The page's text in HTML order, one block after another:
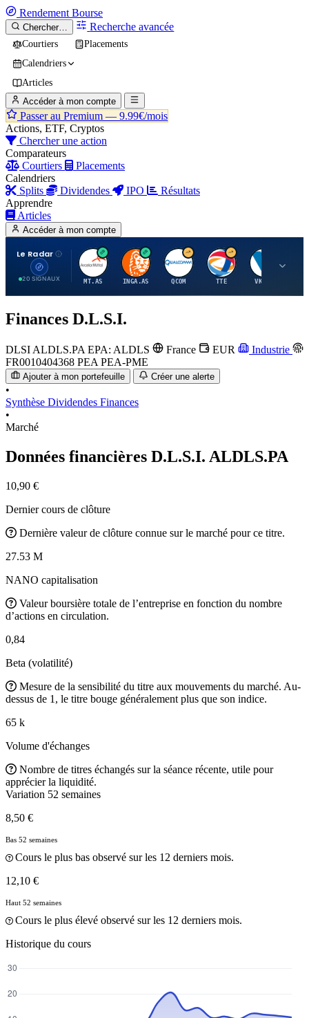
Rendement Bourse
Chercher… Recherche avancée
Courtiers
Placements
Calendriers
Articles
Accéder à mon compte
Passer au Premium — 9.99€/mois
Actions, ETF, Cryptos
Chercher une action
Comparateurs
Courtiers
Placements
Calendriers
Splits
Dividendes IPO
Résultats
Apprendre
Articles
Accéder à mon compte
Le Radar
20 SIGNAUX
A
MT.AS
I
INGA.AS
Q
QCOM
T
TTE VK.PA
Finances D.L.S.I.
DLSI ALDLS.PA EPA: ALDLS France EUR
Industrie
FR0010404368 PEA PEA-PME
Ajouter à mon portefeuille Créer une alerte
•
Synthèse Dividendes Finances
•
Marché
Données financières D.L.S.I. ALDLS.PA
10,90 €
Dernier cours de clôture
Dernière valeur de clôture connue sur le marché pour ce titre.
27.53 M
NANO capitalisation
Valeur boursière totale de l’entreprise en fonction du nombre
d’actions en circulation.
0,84
Beta (volatilité)
Mesure de la sensibilité du titre aux mouvements du marché. Au-
dessus de 1, le titre bouge généralement plus que son indice.
65 k
Volume d'échanges
Nombre de titres échangés sur la séance récente, utile pour
apprécier la liquidité.
Variation 52 semaines
8,50 €
Bas 52 semaines
Cours le plus bas observé sur les 12 derniers mois.
12,10 €
Haut 52 semaines
Cours le plus élevé observé sur les 12 derniers mois.
Historique du cours